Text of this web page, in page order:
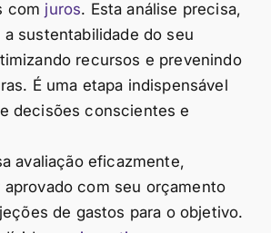
com juros. Esta análise precisa,
a sustentabilidade do seu
recursos e prevenindo
É uma etapa indispensável
decisões conscientes e
avaliação eficazmente,
com seu orçamento
de gastos para o objetivo.